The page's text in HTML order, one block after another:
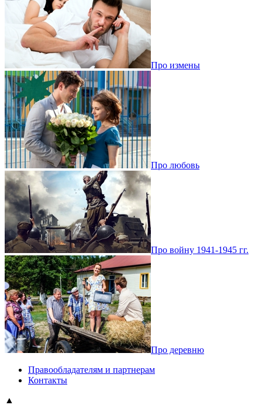
Про измены
Про любовь
Про войну 1941-1945 гг.
Про деревню
Правообладателям и партнерам
Контакты
▲